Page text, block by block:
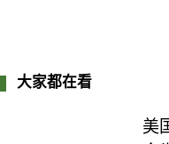
大家都在看
美